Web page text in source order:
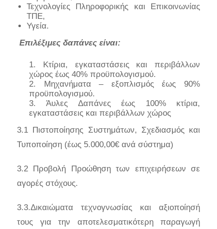
Τεχνολογίες Πληροφορικής και Επικοινωνίας
ΤΠΕ,
Υγεία.
Επιλέξιμες δαπάνες είναι:
Κτίρια, εγκαταστάσεις και περιβάλλων
χώρος έως 40% προϋπολογισμού.
Μηχανήματα – εξοπλισμός έως 90%
προϋπολογισμού.
Άυλες Δαπάνες έως 100% κτίρια,
εγκαταστάσεις και περιβάλλων χώρος
3.1 Πιστοποίησης Συστημάτων, Σχεδιασμός και
Τυποποίηση (έως 5.000,00€ ανά σύστημα)
3.2 Προβολή Προώθηση των επιχειρήσεων σε
αγορές στόχους.
3.3.Δικαιώματα τεχνογνωσίας και αξιοποίησή
τους για την αποτελεσματικότερη παραγωγή